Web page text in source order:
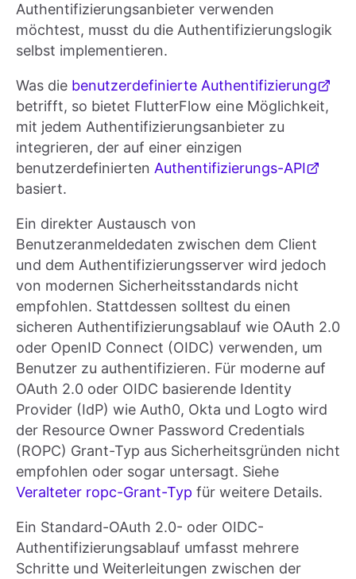
Authentifizierungsanbieter verwenden
möchtest, musst du die Authentifizierungslogik
selbst implementieren.
Was die benutzerdefinierte Authentifizierung
betrifft, so bietet FlutterFlow eine Möglichkeit,
mit jedem Authentifizierungsanbieter zu
integrieren, der auf einer einzigen
benutzerdefinierten Authentifizierungs-API
basiert.
Ein direkter Austausch von
Benutzeranmeldedaten zwischen dem Client
und dem Authentifizierungsserver wird jedoch
von modernen Sicherheitsstandards nicht
empfohlen. Stattdessen solltest du einen
sicheren Authentifizierungsablauf wie OAuth 2.0
oder OpenID Connect (OIDC) verwenden, um
Benutzer zu authentifizieren. Für moderne auf
OAuth 2.0 oder OIDC basierende Identity
Provider (IdP) wie Auth0, Okta und Logto wird
der Resource Owner Password Credentials
(ROPC) Grant-Typ aus Sicherheitsgründen nicht
empfohlen oder sogar untersagt. Siehe
Veralteter ropc-Grant-Typ für weitere Details.
Ein Standard-OAuth 2.0- oder OIDC-
Authentifizierungsablauf umfasst mehrere
Schritte und Weiterleitungen zwischen der